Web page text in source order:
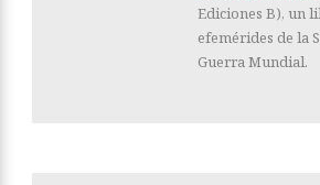
Ediciones B), un
efemérides de la
Guerra Mundial.